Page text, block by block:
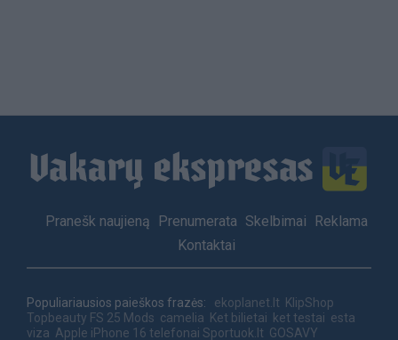
Footer
Pranešk naujieną Prenumerata Skelbimai
Reklama
Kontaktai
Populiariausios paieškos frazės: ekoplanet.lt KlipShop
Topbeauty FS 25 Mods camelia Ket bilietai ket testai esta
viza Apple iPhone 16 telefonai Sportuok.lt GOSAVY